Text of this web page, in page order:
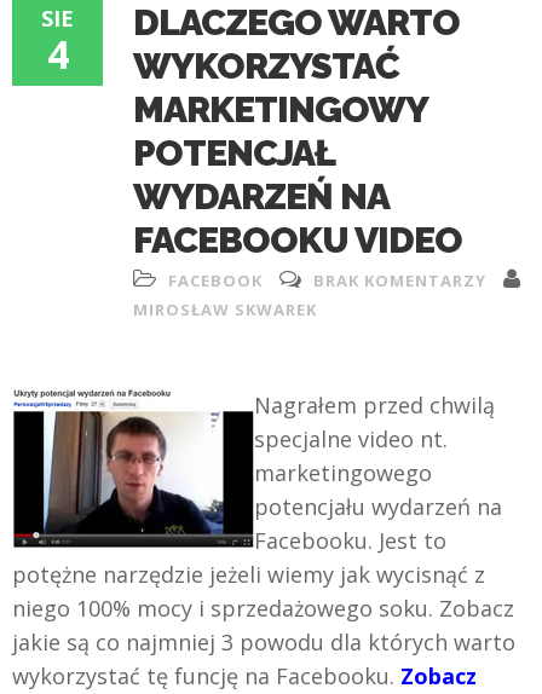
SIE
4
DLACZEGO WARTO
WYKORZYSTAĆ
MARKETINGOWY
POTENCJAŁ
WYDARZEŃ NA
FACEBOOKU VIDEO
FACEBOOK
BRAK KOMENTARZY
MIROSŁAW SKWAREK
Nagrałem przed chwilą
specjalne video nt.
marketingowego
potencjału wydarzeń na
Facebooku. Jest to
potężne narzędzie jeżeli wiemy jak wycisnąć z
niego 100% mocy i sprzedażowego soku. Zobacz
jakie są co najmniej 3 powodu dla których warto
wykorzystać tę funcję na Facebooku. Zobacz